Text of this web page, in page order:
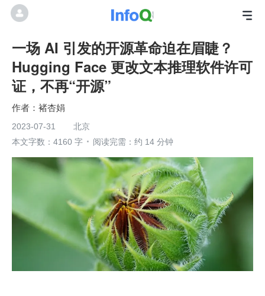
一场 AI 引发的开源革命迫在眉睫？
Hugging Face 更改文本推理软件许可
证，不再“开源”
褚杏娟
2023-07-31
北京
本文字数：4160 字
阅读完需：约 14 分钟